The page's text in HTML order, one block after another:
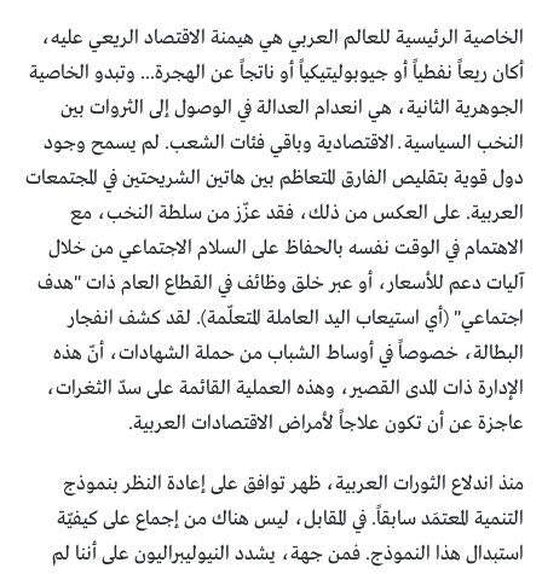
الخاصية الرئيسية للعالم العربي هي هيمنة الاقتصاد الريعي عليه،
أكان ريعاً نفطياً أو جيوبوليتيكياً أو ناتجاً عن الهجرة... وتبدو الخاصية
الجوهرية الثانية، هي انعدام العدالة في الوصول إلى الثروات بين
النخب السياسية ــ الاقتصادية وباقي فئات الشعب. لم يسمح وجود
دول قوية بتقليص الفارق المتعاظم بين هاتين الشريحتين في المجتمعات
العربية. على العكس من ذلك، فقد عزّز من سلطة النخب، مع
الاهتمام في الوقت نفسه بالحفاظ على السلام الاجتماعي من خلال
آليات دعم للأسعار، أو عبر خلق وظائف في القطاع العام ذات "هدف
اجتماعي" (أي استيعاب اليد العاملة المتعلّمة). لقد كشف انفجار
البطالة، خصوصاً في أوساط الشباب من حملة الشهادات، أنّ هذه
الإدارة ذات المدى القصير، وهذه العملية القائمة على سدّ الثغرات،
عاجزة عن أن تكون علاجاً لأمراض الاقتصادات العربية.
منذ اندلاع الثورات العربية، ظهر توافق على إعادة النظر بنموذج
التنمية المعتمَد سابقاً. في المقابل، ليس هناك من إجماع على كيفيّة
استبدال هذا النموذج. فمن جهة، يشدد النيوليبراليون على أننا لم